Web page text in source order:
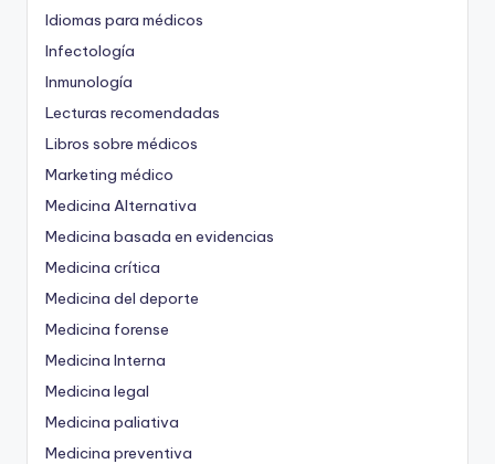
Idiomas para médicos
Infectología
Inmunología
Lecturas recomendadas
Libros sobre médicos
Marketing médico
Medicina Alternativa
Medicina basada en evidencias
Medicina crítica
Medicina del deporte
Medicina forense
Medicina Interna
Medicina legal
Medicina paliativa
Medicina preventiva